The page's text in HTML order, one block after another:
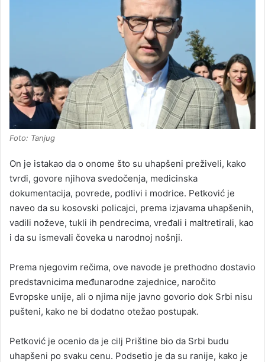
Foto: Tanjug
On je istakao da o onome što su uhapšeni preživeli, kako
tvrdi, govore njihova svedočenja, medicinska
dokumentacija, povrede, podlivi i modrice. Petković je
naveo da su kosovski policajci, prema izjavama uhapšenih,
vadili noževe, tukli ih pendrecima, vređali i maltretirali, kao
i da su ismevali čoveka u narodnoj nošnji.
Prema njegovim rečima, ove navode je prethodno dostavio
predstavnicima međunarodne zajednice, naročito
Evropske unije, ali o njima nije javno govorio dok Srbi nisu
pušteni, kako ne bi dodatno otežao postupak.
Petković je ocenio da je cilj Prištine bio da Srbi budu
uhapšeni po svaku cenu. Podsetio je da su ranije, kako je